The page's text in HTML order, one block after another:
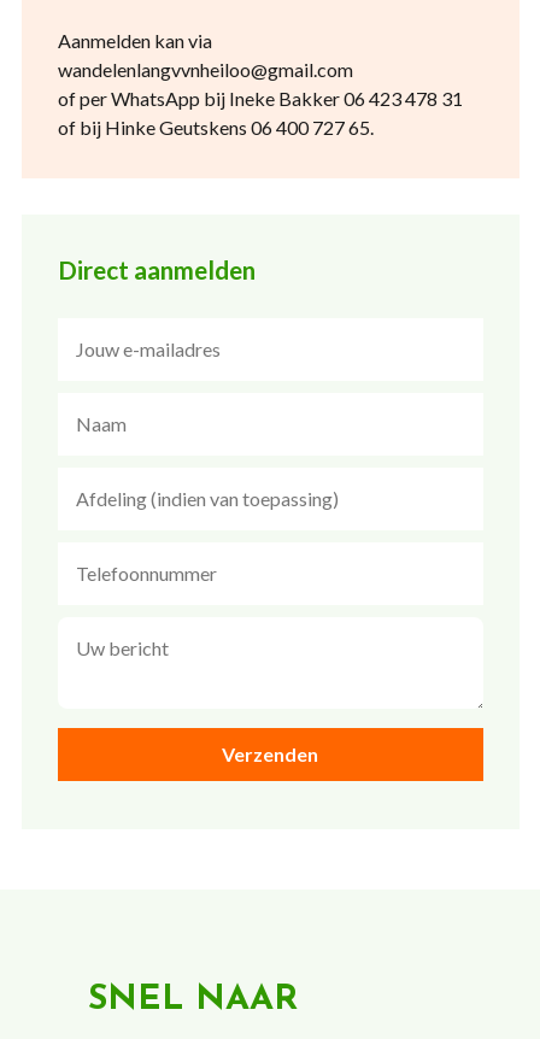
Aanmelden kan via
wandelenlangvvnheiloo@gmail.com
of per WhatsApp bij Ineke Bakker 06 423 478 31
of bij Hinke Geutskens 06 400 727 65.
Direct aanmelden
SNEL NAAR